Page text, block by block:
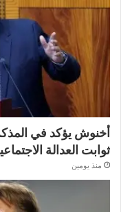
ثوابت العدالة
منذ يومين